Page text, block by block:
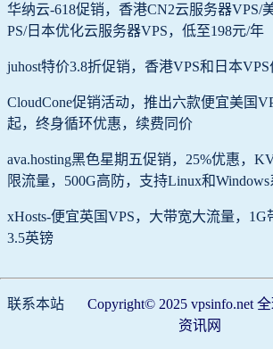
华纳云-618促销，香港CN2云服务器VPS/
PS/日本优化云服务器VPS，低至198元/年
juhost特价3.8折促销，香港VPS和日本
CloudCone促销活动，推出六款便宜美国
起，终身循环优惠，续费同价
ava.hosting黑色星期五促销，25%优惠，
限流量，500G高防，支持Linux和
xHosts-便宜英国VPS，大带宽大流量，1G
3.5英镑
联系本站
Copyright© 2025 vpsinfo.net
资讯网